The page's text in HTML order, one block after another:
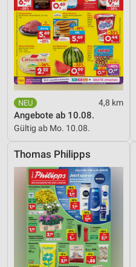
4,8 km
Angebote ab 10.08.
Gültig ab Mo. 10.08.
Thomas Philipps